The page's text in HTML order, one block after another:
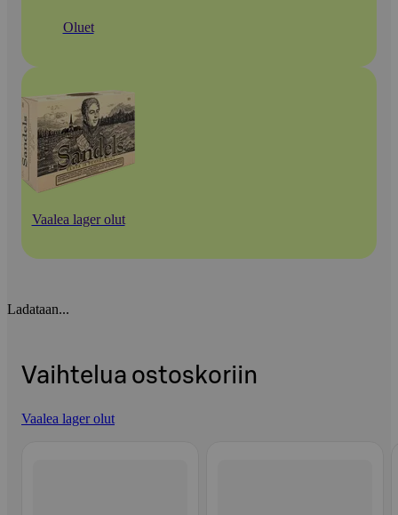
Oluet
Vaalea lager olut
Ladataan...
Vaihtelua ostoskoriin
Vaalea lager olut